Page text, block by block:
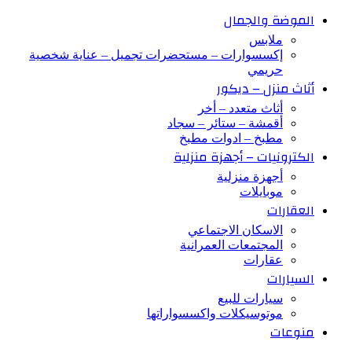
الموضة والجمال
ملابس
إكسسوارات – مستحضرات تجميل – عناية شخصية
حريمي
أثاث منزل – ديكور
أثاث متعدد – أخر
أقمشة – ستائر – سجاد
مطبخ – ادوات مطبخ
الكترونيات – أجهزة منزلية
أجهزة منزلية
موبايلات
العقارات
الاسكان الاجتماعي
المجتمعات العمرانية
عقارات
السيارات
سيارات للبيع
موتوسيكلات واكسسواراتها
منوعات